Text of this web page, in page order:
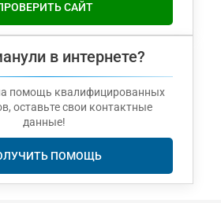
САЙТ
в интернете?
помощь квалифицированных
оставьте свои контактные
данные!
ПОМОЩЬ